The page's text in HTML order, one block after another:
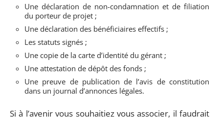
Une déclaration de non-condamnation et de filiation
du porteur de projet ;
Une déclaration des bénéficiaires effectifs ;
Les statuts signés ;
Une copie de la carte d’identité du gérant ;
Une attestation de dépôt des fonds ;
Une preuve de publication de l’avis de constitution
dans un journal d’annonces légales.
Si à l’avenir vous souhaitiez vous associer, il faudrait